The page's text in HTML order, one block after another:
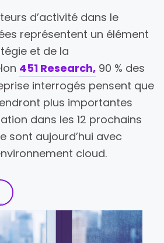
d’activité dans le
représentent un élément
et de la
451 Research, 90 % des
interrogés pensent que
plus importantes
dans les 12 prochains
sont aujourd’hui avec
cloud.